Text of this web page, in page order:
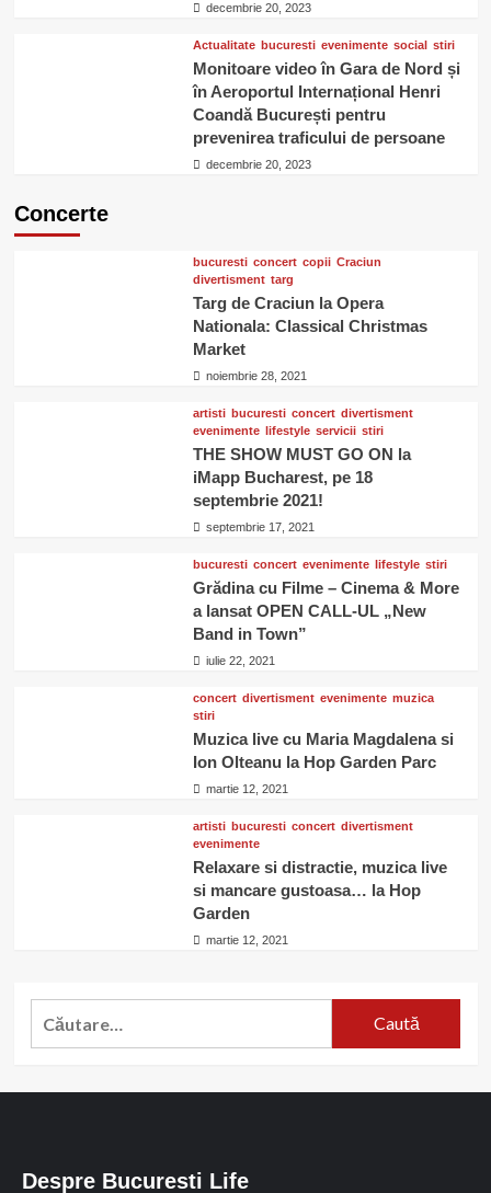
decembrie 20, 2023
Actualitate bucuresti evenimente social stiri
Monitoare video în Gara de Nord și
în Aeroportul Internațional Henri
Coandă București pentru
prevenirea traficului de persoane
decembrie 20, 2023
Concerte
bucuresti concert copii Craciun
divertisment targ
Targ de Craciun la Opera
Nationala: Classical Christmas
Market
noiembrie 28, 2021
artisti bucuresti concert divertisment
evenimente lifestyle servicii stiri
THE SHOW MUST GO ON la
iMapp Bucharest, pe 18
septembrie 2021!
septembrie 17, 2021
bucuresti concert evenimente lifestyle stiri
Grădina cu Filme – Cinema & More
a lansat OPEN CALL-UL „New
Band in Town”
iulie 22, 2021
concert divertisment evenimente muzica
stiri
Muzica live cu Maria Magdalena si
Ion Olteanu la Hop Garden Parc
martie 12, 2021
artisti bucuresti concert divertisment
evenimente
Relaxare si distractie, muzica live
si mancare gustoasa… la Hop
Garden
martie 12, 2021
Despre Bucuresti Life